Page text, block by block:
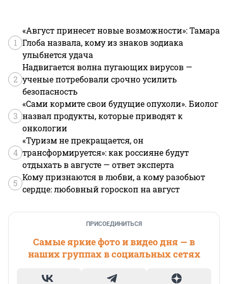
1
«Август принесет новые возможности»: Тамара
Глоба назвала, кому из знаков зодиака
улыбнется удача
2
Надвигается волна пугающих вирусов —
ученые потребовали срочно усилить
безопасность
3
«Сами кормите свои будущие опухоли». Биолог
назвал продукты, которые приводят к
онкологии
4
«Туризм не прекращается, он
трансформируется»: как россияне будут
отдыхать в августе — ответ эксперта
5
Кому признаются в любви, а кому разобьют
сердце: любовный гороскоп на август
ПРИСОЕДИНИТЬСЯ
Самые яркие фото и видео дня — в
наших группах в социальных сетях